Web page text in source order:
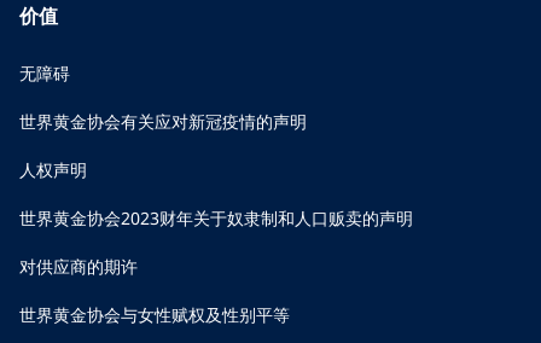
价值
无障碍
世界黄金协会有关应对新冠疫情的声明
人权声明
世界黄金协会2023财年关于奴隶制和人口贩卖的声明
对供应商的期许
世界黄金协会与女性赋权及性别平等